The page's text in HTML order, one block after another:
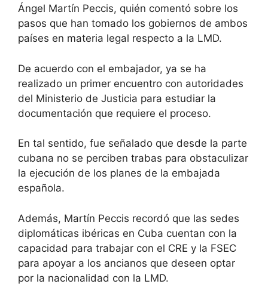
Ángel Martín Peccis, quién comentó sobre los
pasos que han tomado los gobiernos de ambos
países en materia legal respecto a la LMD.
De acuerdo con el embajador, ya se ha
realizado un primer encuentro con autoridades
del Ministerio de Justicia para estudiar la
documentación que requiere el proceso.
En tal sentido, fue señalado que desde la parte
cubana no se perciben trabas para obstaculizar
la ejecución de los planes de la embajada
española.
Además, Martín Peccis recordó que las sedes
diplomáticas ibéricas en Cuba cuentan con la
capacidad para trabajar con el CRE y la FSEC
para apoyar a los ancianos que deseen optar
por la nacionalidad con la LMD.